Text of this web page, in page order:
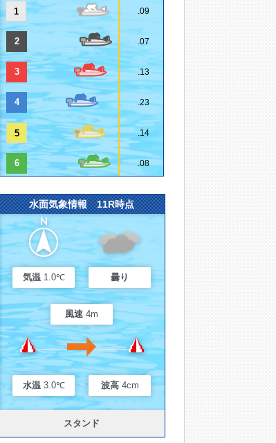
1 .09
2 .07
3 .13
4 .23
5 .14
6 .08
水面気象情報 11R時点
気温 1.0℃ 曇り
風速 4m
水温 3.0℃ 波高 4cm
スタンド